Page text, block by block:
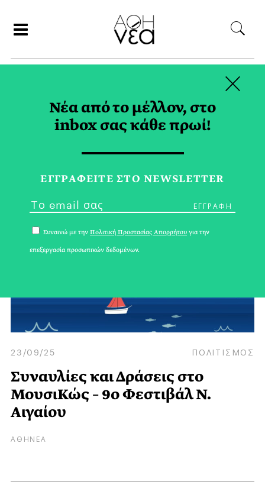
ΛΕΡΟΣ TAG
23/09/25 ΠΟΛΙΤΙΣΜΟΣ
Συναυλίες και Δράσεις στο
ΜουσιΚώς – 9ο Φεστιβάλ Ν.
Αιγαίου
ΑΘΗΝΕΑ
Νέα από το μέλλον, στο
inbox σας κάθε πρωί!
ΕΓΓPΑΦΕΙΤΕ ΣΤΟ NEWSLETTER
Συναινώ με την Πολιτική Προστασίας Απορρήτου για την
επεξεργασία προσωπικών δεδομένων.
×